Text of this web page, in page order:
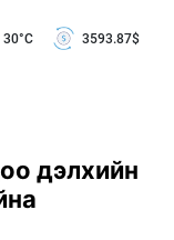
30°C 3593.87$
дэлхийн